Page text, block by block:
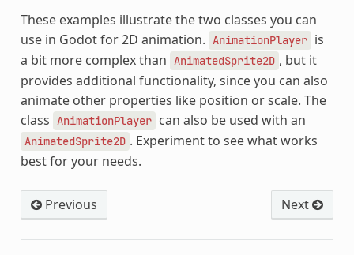
These examples illustrate the two classes you can
use in Godot for 2D animation. AnimationPlayer is
a bit more complex than AnimatedSprite2D , but it
provides additional functionality, since you can also
animate other properties like position or scale. The
class AnimationPlayer can also be used with an
AnimatedSprite2D . Experiment to see what works
best for your needs.
Previous Next